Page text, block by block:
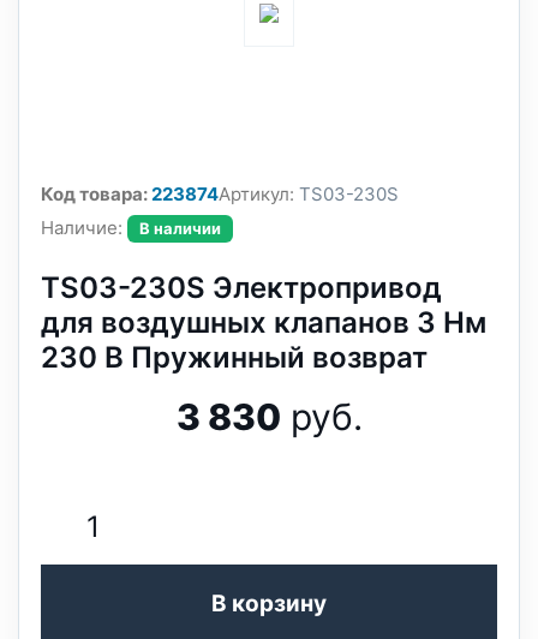
Код товара:223874Артикул: TS03-230S
Наличие:
В наличии
TS03-230S Электропривод
для воздушных клапанов 3 Нм
230 В Пружинный возврат
3 830 руб.
В корзину